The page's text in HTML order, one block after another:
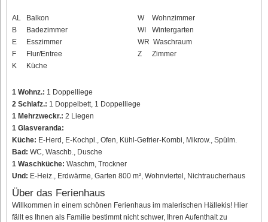
AL
Balkon
B
Badezimmer
E
Esszimmer
F
Flur/Entree
K
Küche
W
Wohnzimmer
WI
Wintergarten
WR Waschraum
Z
Zimmer
1 Wohnz.: 1 Doppelliege
2 Schlafz.: 1 Doppelbett, 1 Doppelliege
1 Mehrzweckr.: 2 Liegen
1 Glasveranda:
Küche: E-Herd, E-Kochpl., Ofen, Kühl-Gefrier-Kombi, Mikrow., Spülm.
Bad: WC, Waschb., Dusche
1 Waschküche: Waschm, Trockner
Und: E-Heiz., Erdwärme, Garten 800 m², Wohnviertel, Nichtraucherhaus
Über das Ferienhaus
Willkommen in einem schönen Ferienhaus im malerischen Hällekis! Hier
fällt es Ihnen als Familie bestimmt nicht schwer, Ihren Aufenthalt zu